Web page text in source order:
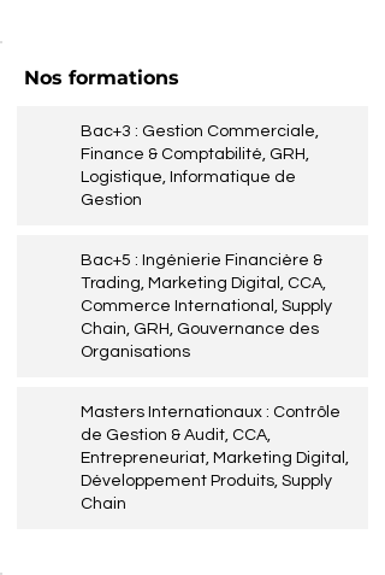
Nos formations
Bac+3 : Gestion Commerciale,
Finance & Comptabilité, GRH,
Logistique, Informatique de
Gestion
Bac+5 : Ingénierie Financière &
Trading, Marketing Digital, CCA,
Commerce International, Supply
Chain, GRH, Gouvernance des
Organisations
Masters Internationaux : Contrôle
de Gestion & Audit, CCA,
Entrepreneuriat, Marketing Digital,
Développement Produits, Supply
Chain